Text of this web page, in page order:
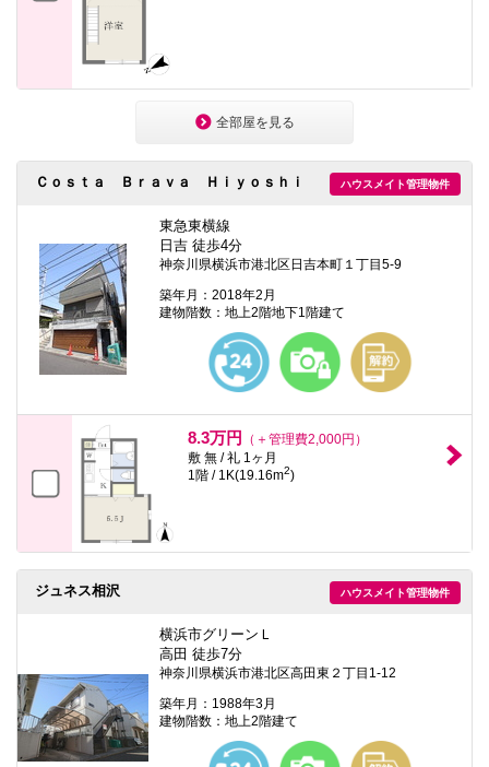
全部屋を見る
ハウスメイト管理物件
Ｃｏｓｔａ Ｂｒａｖａ Ｈｉｙｏｓｈｉ
東急東横線
日吉 徒歩4分
神奈川県横浜市港北区日吉本町１丁目5-9
築年月：2018年2月
建物階数：地上2階地下1階建て
8.3万円
（＋管理費2,000円）
敷 無 / 礼 1ヶ月
1階 / 1K(19.16m2)
ハウスメイト管理物件
ジュネス相沢
横浜市グリーンＬ
高田 徒歩7分
神奈川県横浜市港北区高田東２丁目1-12
築年月：1988年3月
建物階数：地上2階建て